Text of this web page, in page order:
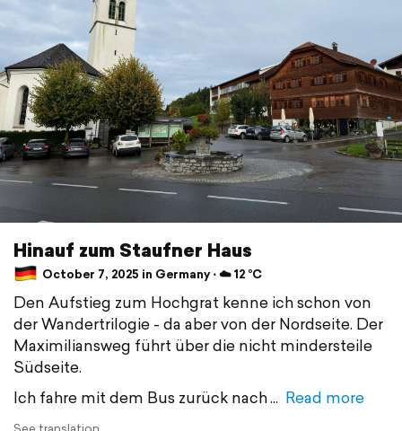
Hinauf zum Staufner Haus
October 7, 2025 in Germany ⋅ ☁️ 12 °C
Den Aufstieg zum Hochgrat kenne ich schon von
der Wandertrilogie - da aber von der Nordseite. Der
Maximiliansweg führt über die nicht mindersteile
Südseite.
Ich fahre mit dem Bus zurück nach
Read more